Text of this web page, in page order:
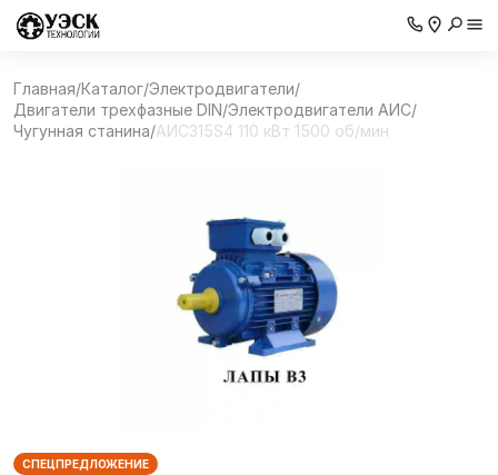
Главная/Каталог/Электродвигатели/
Двигатели трехфазные DIN/Электродвигатели АИС/
Чугунная станина/АИС315S4 110 кВт 1500 об/мин
СПЕЦПРЕДЛОЖЕНИЕ